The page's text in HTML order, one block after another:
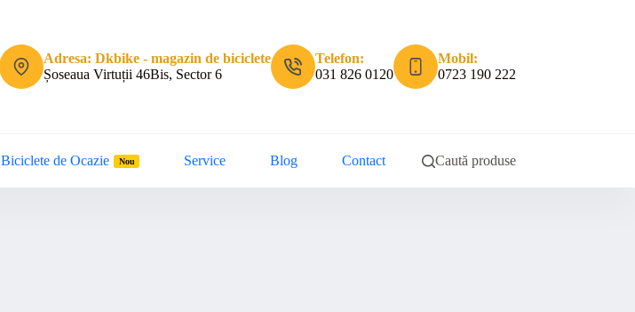
Adresa: Dkbike - magazin de biciclete
Șoseaua Virtuții 46Bis, Sector 6
Telefon:
031 826 0120
Mobil:
0723 190 222
Biciclete de Ocazie Nou Service Blog Contact Caută produse